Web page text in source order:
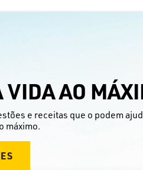
VIDA AO
e receitas que o podem
máximo.